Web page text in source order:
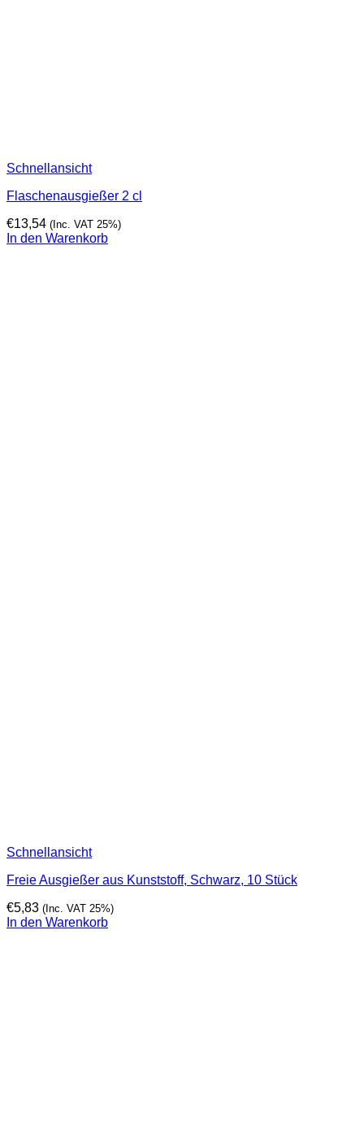
Schnellansicht
Flaschenausgießer 2 cl
€13,54 (Inc. VAT 25%)
In den Warenkorb
Schnellansicht
Freie Ausgießer aus Kunststoff, Schwarz, 10 Stück
€5,83 (Inc. VAT 25%)
In den Warenkorb